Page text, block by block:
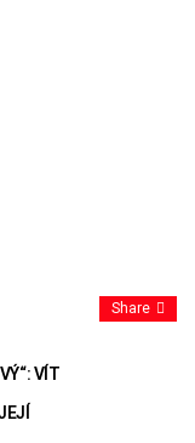
Share
VÍT